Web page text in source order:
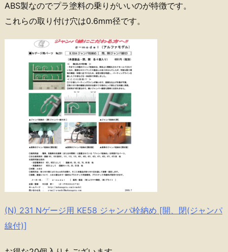
ABS製なのでプラ塗料の乗りがいいのが特徴です。
これらの取り付け穴は0.6mm径です。
(N) 231 Nゲージ用 KE58 ジャンパ栓納め [開、閉(ジャンパ
線付)]